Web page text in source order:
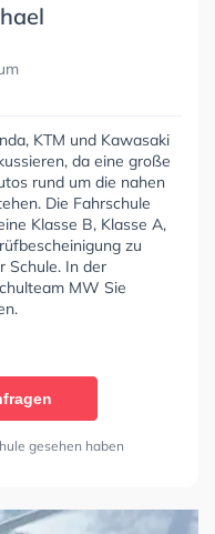
KTM und Kawasaki
da eine große
rund um die nahen
Die Fahrschule
Klasse B, Klasse A,
zu
Schule. In der
MW Sie
gesehen haben